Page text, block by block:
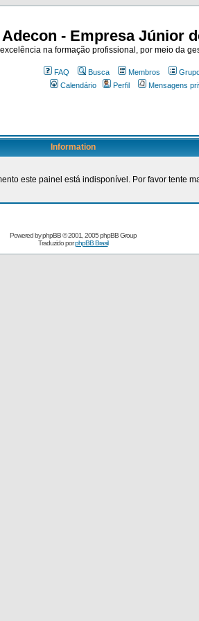
Adecon - Empresa Júnior
na formação profissional, por meio da
FAQ Busca Membros
Calendário
Perfil Mensagens
Information
este painel está indisponível. Por favor tente
Powered byphpBB© 2001, 2005 phpBB Group
Traduzido porphpBB Brasil